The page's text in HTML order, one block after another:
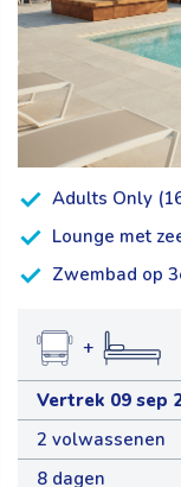
Adults Only
Lounge met
Zwembad op
+
Vertrek 09 sep
2 volwassenen
8 dagen